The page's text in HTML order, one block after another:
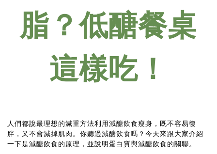
脂？低醣餐桌
這樣吃！
人們都說最理想的減重方法利用減醣飲食瘦身，既不容易復
胖，又不會減掉肌肉。你聽過減醣飲食嗎？今天來跟大家介紹
一下是減醣飲食的原理，並說明蛋白質與減醣飲食的關聯。